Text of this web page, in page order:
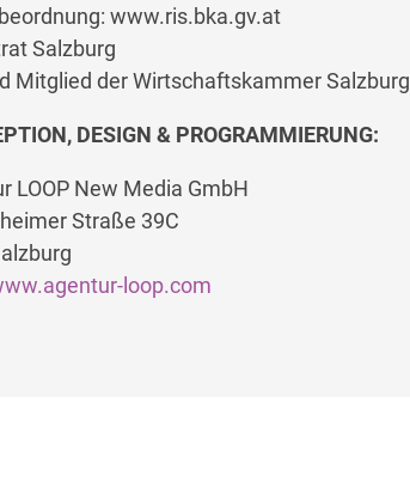
www.ris.bka.gv.at
Salzburg
Mitglied der Wirtschaftskammer Salzburg
DESIGN & PROGRAMMIERUNG:
LOOP New Media GmbH
Straße 39C
loop.com